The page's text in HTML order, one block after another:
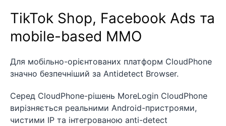
TikTok Shop, Facebook Ads та
mobile-based MMO
Для мобільно-орієнтованих платформ CloudPhone
значно безпечніший за Antidetect Browser.
Серед CloudPhone-рішень MoreLogin CloudPhone
вирізняється реальними Android-пристроями,
чистими IP та інтегрованою anti-detect